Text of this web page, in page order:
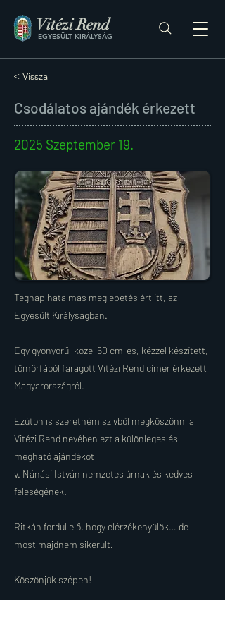
Vitézi Rend
EGYESÜLT KIRÁLYSÁG
< Vissza
Csodálatos ajándék érkezett
2025 Szeptember 19.
Tegnap hatalmas meglepetés ért itt, az
Egyesült Királyságban.
Egy gyönyörű, közel 60 cm-es, kézzel készített,
tömörfából faragott Vitézi Rend címer érkezett
Magyarországról.
Ezúton is szeretném szívből megköszönni a
Vitézi Rend nevében ezt a különleges és
megható ajándékot
v. Nánási István nemzetes úrnak és kedves
feleségének.
Ritkán fordul elő, hogy elérzékenyülök… de
most majdnem sikerült.
Köszönjük szépen!